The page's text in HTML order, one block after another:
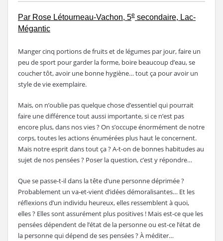
Par Rose Létourneau-Vachon, 5e secondaire, Lac-
Mégantic
Manger cinq portions de fruits et de légumes par jour, faire un
peu de sport pour garder la forme, boire beaucoup d’eau, se
coucher tôt, avoir une bonne hygiène… tout ça pour avoir un
style de vie exemplaire.
Mais, on n’oublie pas quelque chose d’essentiel qui pourrait
faire une différence tout aussi importante, si ce n’est pas
encore plus, dans nos vies ? On s’occupe énormément de notre
corps, toutes les actions énumérées plus haut le concernent.
Mais notre esprit dans tout ça ? A-t-on de bonnes habitudes au
sujet de nos pensées ? Poser la question, c’est y répondre…
Que se passe-t-il dans la tête d’une personne déprimée ?
Probablement un va-et-vient d’idées démoralisantes… Et les
réflexions d’un individu heureux, elles ressemblent à quoi,
elles ? Elles sont assurément plus positives ! Mais est-ce que les
pensées dépendent de l’état de la personne ou est-ce l’état de
la personne qui dépend de ses pensées ? À méditer…